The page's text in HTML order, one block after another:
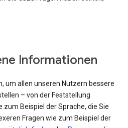
Informationen
um allen unseren Nutzern bessere
– von der Feststellung
Beispiel der Sprache, die Sie
Fragen wie zum Beispiel der